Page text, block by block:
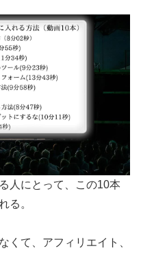
人にとって、この10本
る。
くて、アフィリエイト、